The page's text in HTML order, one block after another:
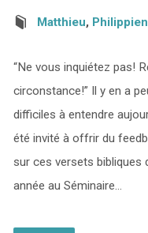
Matthieu,
“Ne vous inquiétez pas!
circonstance!” Il y en a
difficiles à entendre
été invité à offrir du
sur ces versets bibliques
année au Séminaire…